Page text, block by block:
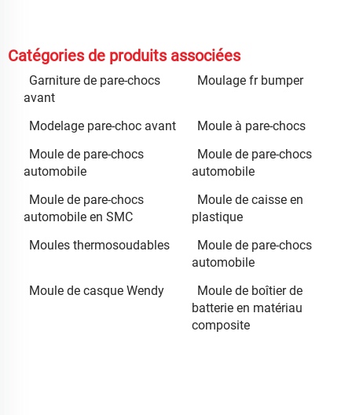
Catégories de produits associées
Garniture de pare-chocs
avant
Moulage fr bumper
Modelage pare-choc avant
Moule à pare-chocs
Moule de pare-chocs
automobile
Moule de pare-chocs
automobile
Moule de pare-chocs
automobile en SMC
Moule de caisse en
plastique
Moules thermosoudables
Moule de pare-chocs
automobile
Moule de casque Wendy
Moule de boîtier de
batterie en matériau
composite